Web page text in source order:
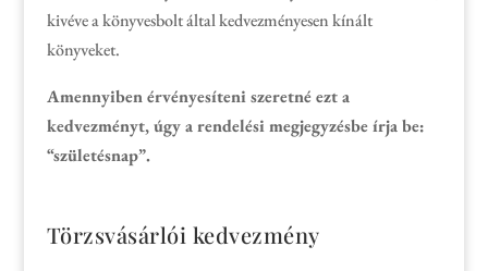
kivéve a könyvesbolt által kedvezményesen kínált
könyveket.
Amennyiben érvényesíteni szeretné ezt a
kedvezményt, úgy a rendelési megjegyzésbe írja be:
“születésnap”.
Törzsvásárlói kedvezmény